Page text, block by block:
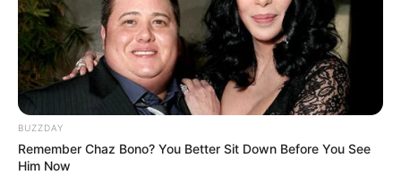
BUZZDAY
Remember Chaz Bono? You Better Sit Down Before You See
Him Now